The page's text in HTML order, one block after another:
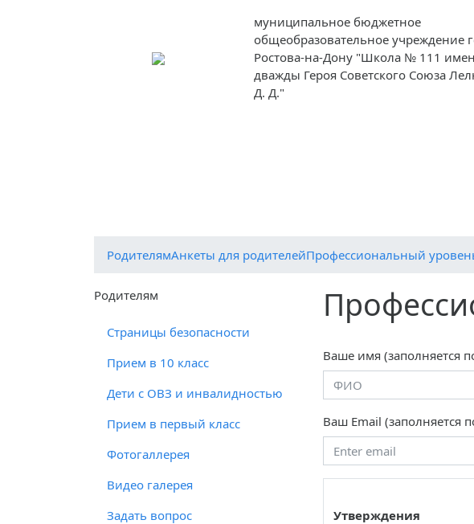
муниципальное бюджетное
общеобразовательное учреждение
Ростова-на-Дону "Школа № 111
дважды Героя Советского Союза
Д. Д."
РодителямАнкеты для родителейПрофессиональный
Родителям
Страницы безопасности
Прием в 10 класс
Дети с ОВЗ и инвалидностью
Прием в первый класс
Фотогаллерея
Видео галерея
Задать вопрос
Ваше имя (заполняется
Ваш Email (заполняется
Утверждения